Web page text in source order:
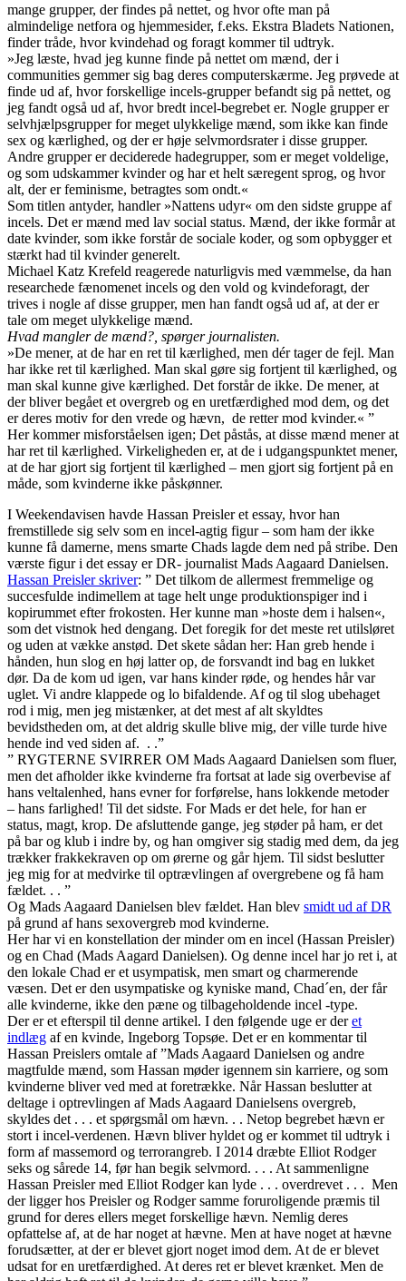
mange grupper, der findes på nettet, og hvor ofte man på
almindelige netfora og hjemmesider, f.eks. Ekstra Bladets Nationen,
finder tråde, hvor kvindehad og foragt kommer til udtryk.
»Jeg læste, hvad jeg kunne finde på nettet om mænd, der i
communities gemmer sig bag deres computerskærme. Jeg prøvede at
finde ud af, hvor forskellige incels-grupper befandt sig på nettet, og
jeg fandt også ud af, hvor bredt incel-begrebet er. Nogle grupper er
selvhjælpsgrupper for meget ulykkelige mænd, som ikke kan finde
sex og kærlighed, og der er høje selvmordsrater i disse grupper.
Andre grupper er deciderede hadegrupper, som er meget voldelige,
og som udskammer kvinder og har et helt særegent sprog, og hvor
alt, der er feminisme, betragtes som ondt.«
Som titlen antyder, handler »Nattens udyr« om den sidste gruppe af
incels. Det er mænd med lav social status. Mænd, der ikke formår at
date kvinder, som ikke forstår de sociale koder, og som opbygger et
stærkt had til kvinder generelt.
Michael Katz Krefeld reagerede naturligvis med væmmelse, da han
researchede fænomenet incels og den vold og kvindeforagt, der
trives i nogle af disse grupper, men han fandt også ud af, at der er
tale om meget ulykkelige mænd.
Hvad mangler de mænd? , spørger journalisten.
»De mener, at de har en ret til kærlighed, men dér tager de fejl. Man
har ikke ret til kærlighed. Man skal gøre sig fortjent til kærlighed, og
man skal kunne give kærlighed. Det forstår de ikke. De mener, at
der bliver begået et overgreb og en uretfærdighed mod dem, og det
er deres motiv for den vrede og hævn, de retter mod kvinder.« ”
Her kommer misforståelsen igen; Det påstås, at disse mænd mener at
har ret til kærlighed. Virkeligheden er, at de i udgangspunktet mener,
at de har gjort sig fortjent til kærlighed – men gjort sig fortjent på en
måde, som kvinderne ikke påskønner.
I Weekendavisen havde Hassan Preisler et essay, hvor han
fremstillede sig selv som en incel-agtig figur – som ham der ikke
kunne få damerne, mens smarte Chads lagde dem ned på stribe. Den
værste figur i det essay er DR- journalist Mads Aagaard Danielsen.
Hassan Preisler skriver: ” Det tilkom de allermest fremmelige og
succesfulde indimellem at tage helt unge produktionspiger ind i
kopirummet efter frokosten. Her kunne man »hoste dem i halsen«,
som det vistnok hed dengang. Det foregik for det meste ret utilsløret
og uden at vække anstød. Det skete sådan her: Han greb hende i
hånden, hun slog en høj latter op, de forsvandt ind bag en lukket
dør. Da de kom ud igen, var hans kinder røde, og hendes hår var
uglet. Vi andre klappede og lo bifaldende. Af og til slog ubehaget
rod i mig, men jeg mistænker, at det mest af alt skyldtes
bevidstheden om, at det aldrig skulle blive mig, der ville turde hive
hende ind ved siden af. . .”
” RYGTERNE SVIRRER OM Mads Aagaard Danielsen som fluer,
men det afholder ikke kvinderne fra fortsat at lade sig overbevise af
hans veltalenhed, hans evner for forførelse, hans lokkende metoder
– hans farlighed! Til det sidste. For Mads er det hele, for han er
status, magt, krop. De afsluttende gange, jeg støder på ham, er det
på bar og klub i indre by, og han omgiver sig stadig med dem, da jeg
trækker frakkekraven op om ørerne og går hjem. Til sidst beslutter
jeg mig for at medvirke til optrævlingen af overgrebene og få ham
fældet. . . ”
Og Mads Aagaard Danielsen blev fældet. Han blev smidt ud af DR
på grund af hans sexovergreb mod kvinderne.
Her har vi en konstellation der minder om en incel (Hassan Preisler)
og en Chad (Mads Aagard Danielsen). Og denne incel har jo ret i, at
den lokale Chad er et usympatisk, men smart og charmerende
væsen. Det er den usympatiske og kyniske mand, Chad´en, der får
alle kvinderne, ikke den pæne og tilbageholdende incel -type.
Der er et efterspil til denne artikel. I den følgende uge er deret
indlæg af en kvinde, Ingeborg Topsøe. Det er en kommentar til
Hassan Preislers omtale af ”Mads Aagaard Danielsen og andre
magtfulde mænd, som Hassan møder igennem sin karriere, og som
kvinderne bliver ved med at foretrække. Når Hassan beslutter at
deltage i optrevlingen af Mads Aagaard Danielsens overgreb,
skyldes det . . . et spørgsmål om hævn. . . Netop begrebet hævn er
stort i incel-verdenen. Hævn bliver hyldet og er kommet til udtryk i
form af massemord og terrorangreb. I 2014 dræbte Elliot Rodger
seks og sårede 14, før han begik selvmord. . . . At sammenligne
Hassan Preisler med Elliot Rodger kan lyde . . . overdrevet . . . Men
der ligger hos Preisler og Rodger samme foruroligende præmis til
grund for deres ellers meget forskellige hævn. Nemlig deres
opfattelse af, at de har noget at hævne. Men at have noget at hævne
forudsætter, at der er blevet gjort noget imod dem. At de er blevet
udsat for en uretfærdighed. At deres ret er blevet krænket. Men de